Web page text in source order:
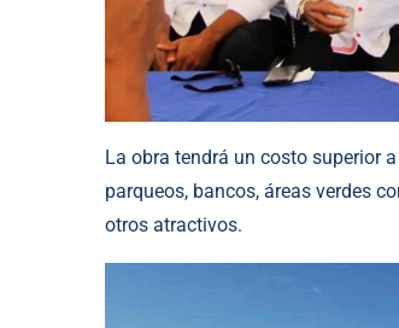
La obra tendrá un costo superior
parqueos, bancos, áreas verdes
otros atractivos.